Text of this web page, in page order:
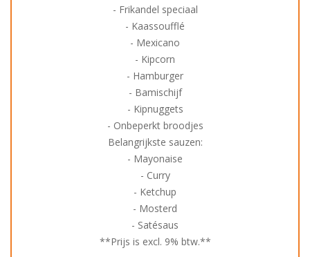
- Frikandel speciaal
- Kaassoufflé
- Mexicano
- Kipcorn
- Hamburger
- Bamischijf
- Kipnuggets
- Onbeperkt broodjes
Belangrijkste sauzen:
- Mayonaise
- Curry
- Ketchup
- Mosterd
- Satésaus
**Prijs is excl. 9% btw.**